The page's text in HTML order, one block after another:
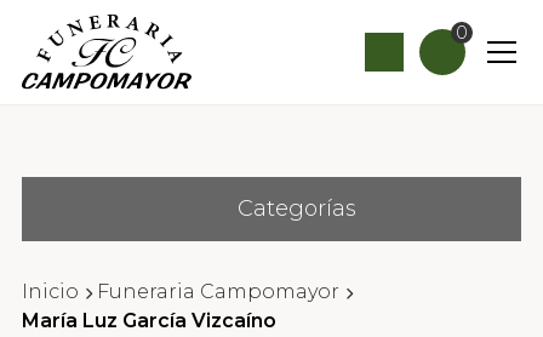
0
Categorías
Inicio
Funeraria Campomayor
María Luz García Vizcaíno